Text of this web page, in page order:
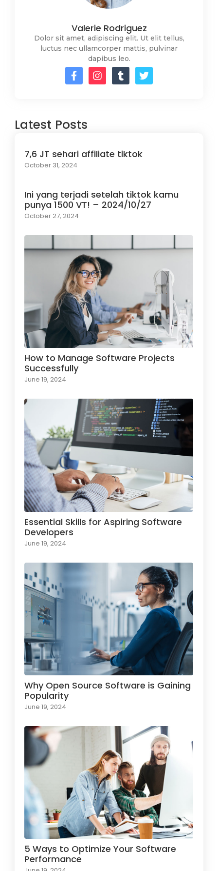
Valerie Rodriguez
Dolor sit amet, adipiscing elit. Ut elit tellus,
luctus nec ullamcorper mattis, pulvinar
dapibus leo.
Latest Posts
7,6 JT sehari affiliate tiktok
October 31, 2024
Ini yang terjadi setelah tiktok kamu
punya 1500 VT! – 2024/10/27
October 27, 2024
How to Manage Software Projects
Successfully
June 19, 2024
Essential Skills for Aspiring Software
Developers
June 19, 2024
Why Open Source Software is Gaining
Popularity
June 19, 2024
5 Ways to Optimize Your Software
Performance